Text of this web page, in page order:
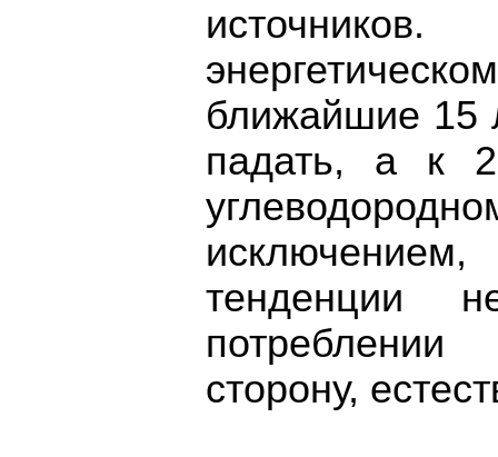
ближайшие 15
падать, а к
тенденции
сторону,